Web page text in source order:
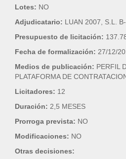
Lotes: NO
Adjudicatario: LUAN 2007, S.L.
Presupuesto de licitación:
Fecha de formalización: 27/12/
Medios de publicación: PERFIL
PLATAFORMA DE
Licitadores: 12
Duración: 2,5 MESES
Prorroga prevista: NO
Modificaciones: NO
Otras decisiones: